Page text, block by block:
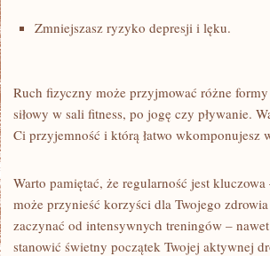
Zmniejszasz ryzyko depresji i lęku.
Ruch fizyczny⁢ może przyjmować różne
siłowy w sali fitness, po jogę czy pływanie.
Ci przyjemność i którą łatwo wkomponujesz
Warto pamiętać, że regularność jest
może przynieść korzyści dla Twojego
zaczynać od intensywnych⁢ treningów –
stanowić świetny początek​ Twojej aktywnej